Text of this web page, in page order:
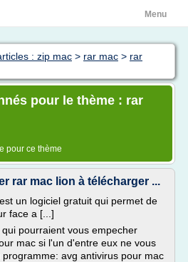
Menu
: zip mac > rar mac > rar
pour le thème : rar
pour ce thème
rar mac lion à télécharger ...
un logiciel gratuit qui permet de
face a [...]
pourraient vous empecher
mac si l'un d'entre eux ne vous
avg antivirus pour mac